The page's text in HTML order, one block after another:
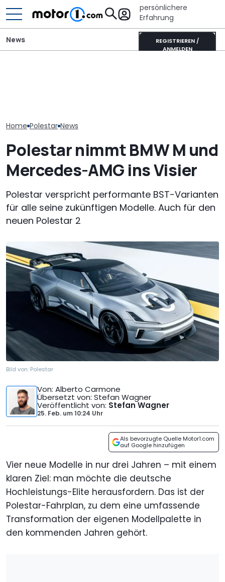
persönlichere
Erfahrung
REGISTRIEREN /
ANMELDEN
News
Home Polestar News
Polestar nimmt BMW M und
Mercedes-AMG ins Visier
Polestar verspricht performante BST-Varianten
für alle seine zukünftigen Modelle. Auch für den
neuen Polestar 2
Bild von: Polestar
Von: Alberto Carmone
Übersetzt von: Stefan Wagner
Veröffentlicht von: Stefan Wagner
25. Feb. um10:24 Uhr
Als bevorzugte Quelle Motor1.com
auf Google hinzufügen
Vier neue Modelle in nur drei Jahren – mit einem
klaren Ziel: man möchte die deutsche
Hochleistungs-Elite herausfordern. Das ist der
Polestar-Fahrplan, zu dem eine umfassende
Transformation der eigenen Modellpalette in
den kommenden Jahren gehört.